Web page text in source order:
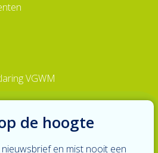
VGWM
de hoogte
en mist nooit een